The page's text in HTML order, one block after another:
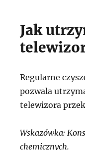
Jak
Regularne
pozwala
telewizora
Wskazówka:
chemicznych.